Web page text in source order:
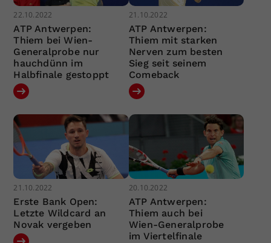
22.10.2022
ATP Antwerpen:
Thiem bei Wien-
Generalprobe nur
hauchdünn im
Halbfinale gestoppt
21.10.2022
ATP Antwerpen:
Thiem mit starken
Nerven zum besten
Sieg seit seinem
Comeback
21.10.2022
Erste Bank Open:
Letzte Wildcard an
Novak vergeben
20.10.2022
ATP Antwerpen:
Thiem auch bei
Wien-Generalprobe
im Viertelfinale